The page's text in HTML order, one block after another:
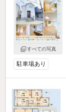
すべての写真
駐車場あり